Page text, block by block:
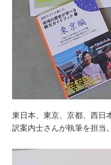
東日本、東京、京都、西日
訳案内士さんが執筆を担当。